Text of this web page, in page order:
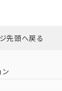
（アメリカ
先頭へ戻る